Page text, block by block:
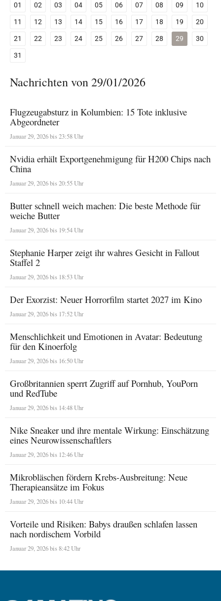
01
02 03 04 05 06 07 08 09
10
11
12 13 14 15 16 17 18 19
20
21
22 23 24 25 26 27 28 29
30
31
Nachrichten von 29/01/2026
Flugzeugabsturz in Kolumbien: 15 Tote inklusive
Abgeordneter
Januar 29, 2026 bis 23:58 Uhr
Nvidia erhält Exportgenehmigung für H200 Chips nach
China
Januar 29, 2026 bis 20:55 Uhr
Butter schnell weich machen: Die beste Methode für
weiche Butter
Januar 29, 2026 bis 19:54 Uhr
Stephanie Harper zeigt ihr wahres Gesicht in Fallout
Staffel 2
Januar 29, 2026 bis 18:53 Uhr
Der Exorzist: Neuer Horrorfilm startet 2027 im Kino
Januar 29, 2026 bis 17:52 Uhr
Menschlichkeit und Emotionen in Avatar: Bedeutung
für den Kinoerfolg
Januar 29, 2026 bis 16:50 Uhr
Großbritannien sperrt Zugriff auf Pornhub, YouPorn
und RedTube
Januar 29, 2026 bis 14:48 Uhr
Nike Sneaker und ihre mentale Wirkung: Einschätzung
eines Neurowissenschaftlers
Januar 29, 2026 bis 12:46 Uhr
Mikrobläschen fördern Krebs-Ausbreitung: Neue
Therapieansätze im Fokus
Januar 29, 2026 bis 10:44 Uhr
Vorteile und Risiken: Babys draußen schlafen lassen
nach nordischem Vorbild
Januar 29, 2026 bis 8:42 Uhr